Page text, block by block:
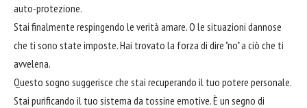
auto-protezione.
Stai finalmente respingendo le verità amare. O le situazioni dannose
che ti sono state imposte. Hai trovato la forza di dire "no" a ciò che ti
avvelena.
Questo sogno suggerisce che stai recuperando il tuo potere personale.
Stai purificando il tuo sistema da tossine emotive. È un segno di